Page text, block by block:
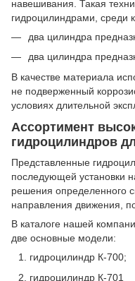
навешивания. Такая
гидроцилиндрами, среди
два цилиндра
два цилиндра
В качестве материала
не подверженный
условиях длительной
Ассортимент
гидроцилиндров
Представленные
последующей установки
решения определенного
направления движения,
В каталоге нашей
две основные модели:
гидроцилиндр К-700;
гидроцилиндр К-701